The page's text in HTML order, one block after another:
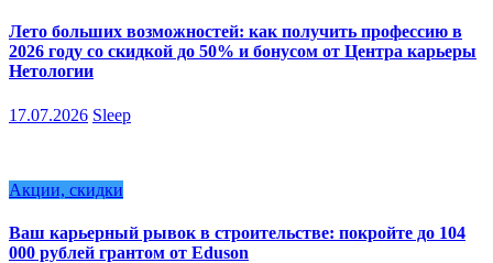
Лето больших возможностей: как получить профессию в
2026 году со скидкой до 50% и бонусом от Центра карьеры
Нетологии
17.07.2026 Sleep
Акции, скидки
Ваш карьерный рывок в строительстве: покройте до 104
000 рублей грантом от Eduson